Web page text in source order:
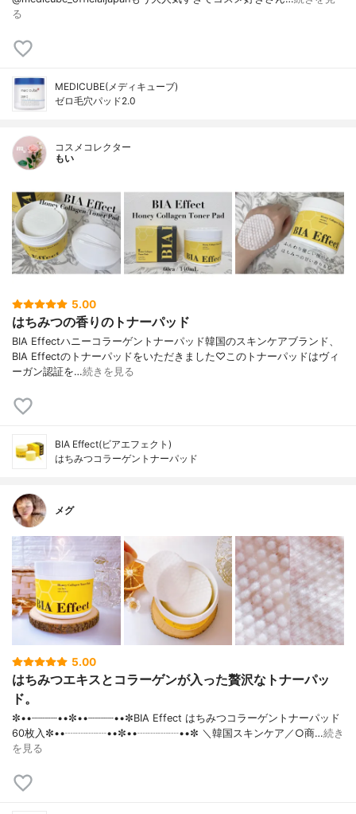
る
MEDICUBE(メディキューブ)
ゼロ毛穴パッド2.0
コスメコレクター
もい
5.00
はちみつの香りのトナーパッド
BIA Effectハニーコラーゲントナーパッド韓国のスキンケアブランド、
BIA Effectのトナーパッドをいただきました♡このトナーパッドはヴィ
ーガン認証を…続きを見る
BIA Effect(ビアエフェクト)
はちみつコラーゲントナーパッド
メグ
5.00
はちみつエキスとコラーゲンが入った贅沢なトナーパッ
ド。
✼••┈┈┈┈••✼••┈┈┈┈••✼BIA Effect はちみつコラーゲントナーパッド
60枚入✼••┈┈┈┈••✼••┈┈┈┈••✼ ＼韓国スキンケア／○商…続き
を見る